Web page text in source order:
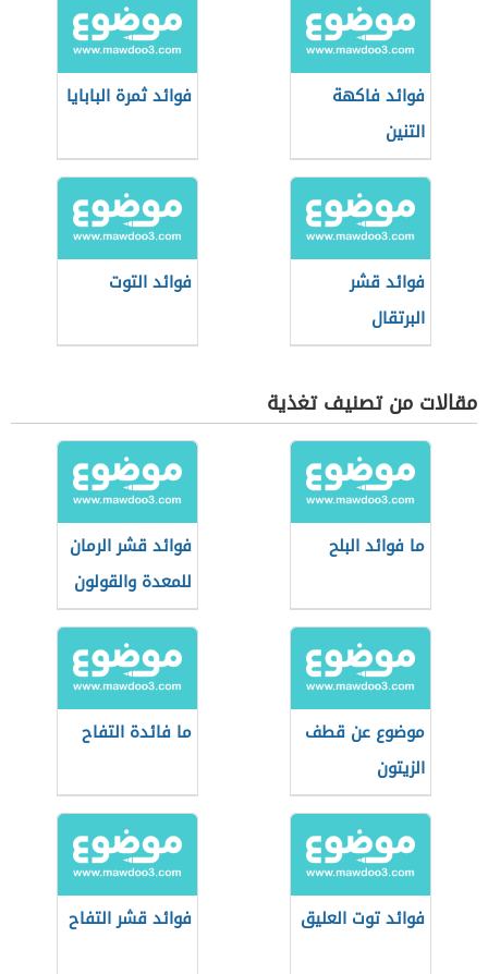
فوائد فاكهة
التنين
فوائد ثمرة البابايا
فوائد قشر
البرتقال
فوائد التوت
مقالات من تصنيف تغذية
ما فوائد البلح
فوائد قشر الرمان
للمعدة والقولون
موضوع عن قطف
الزيتون
ما فائدة التفاح
فوائد توت العليق فوائد قشر التفاح